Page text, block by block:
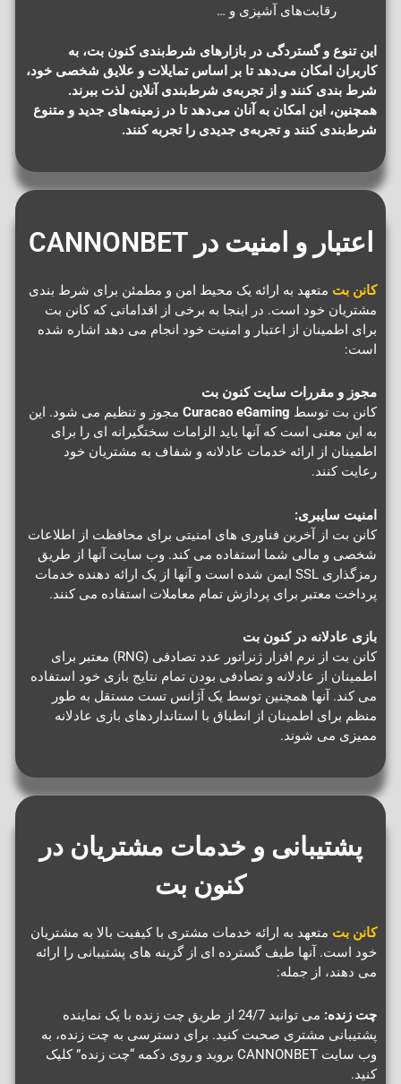
رقابت‌های آشپزی و …
این تنوع و گستردگی در بازارهای شرط‌بندی کنون بت، به
کاربران امکان می‌دهد تا بر اساس تمایلات و علایق شخصی خود،
شرط بندی کنند و از تجربه‌ی شرط‌بندی آنلاین لذت ببرند.
همچنین، این امکان به آنان می‌دهد تا در زمینه‌های جدید و متنوع
شرط‌بندی کنند و تجربه‌ی جدیدی را تجربه کنند.
اعتبار و امنیت در CANNONBET
کانن بت متعهد به ارائه یک محیط امن و مطمئن برای شرط بندی
مشتریان خود است. در اینجا به برخی از اقداماتی که کانن بت
برای اطمینان از اعتبار و امنیت خود انجام می دهد اشاره شده
است:
مجوز و مقررات سایت کنون بت
کانن بت توسط Curacao eGaming مجوز و تنظیم می شود. این
به این معنی است که آنها باید الزامات سختگیرانه ای را برای
اطمینان از ارائه خدمات عادلانه و شفاف به مشتریان خود
رعایت کنند.
امنیت سایبری:
کانن بت از آخرین فناوری های امنیتی برای محافظت از اطلاعات
شخصی و مالی شما استفاده می کند. وب سایت آنها از طریق
رمزگذاری SSL ایمن شده است و آنها از یک ارائه دهنده خدمات
پرداخت معتبر برای پردازش تمام معاملات استفاده می کنند.
بازی عادلانه در کنون بت
کانن بت از نرم افزار ژنراتور عدد تصادفی (RNG) معتبر برای
اطمینان از عادلانه و تصادفی بودن تمام نتایج بازی خود استفاده
می کند. آنها همچنین توسط یک آژانس تست مستقل به طور
منظم برای اطمینان از انطباق با استانداردهای بازی عادلانه
ممیزی می شوند.
پشتیبانی و خدمات مشتریان در
کنون بت
کانن بت متعهد به ارائه خدمات مشتری با کیفیت بالا به مشتریان
خود است. آنها طیف گسترده ای از گزینه های پشتیبانی را ارائه
می دهند، از جمله:
چت زنده:
می توانید 24/7 از طریق چت زنده با یک نماینده
پشتیبانی مشتری صحبت کنید. برای دسترسی به چت زنده، به
وب سایت CANNONBET بروید و روی دکمه “چت زنده” کلیک
کنید.